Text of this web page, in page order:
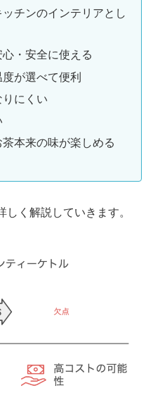
チンのインテリアとし
・安全に使える
が選べて便利
にくい
本来の味が楽しめる
く解説していきます。